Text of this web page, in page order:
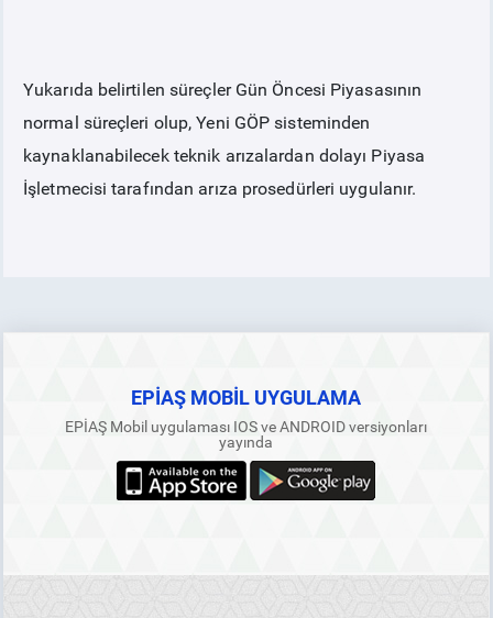
BT HİZMET YÖNETİM SİSTEMİ POLİTİKAMIZ
Yukarıda belirtilen süreçler Gün Öncesi Piyasasının
normal süreçleri olup, Yeni GÖP sisteminden
kaynaklanabilecek teknik arızalardan dolayı Piyasa
İşletmecisi tarafından arıza prosedürleri uygulanır.
EPİAŞ MOBİL UYGULAMA
EPİAŞ Mobil uygulaması IOS ve ANDROID versiyonları
yayında